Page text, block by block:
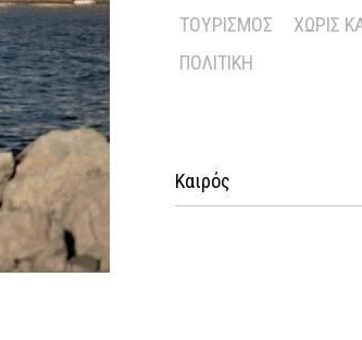
ΤΟΥΡΙΣΜΌΣ
ΧΩΡΊΣ
ΠΟΛΙΤΙΚΉ
Καιρός